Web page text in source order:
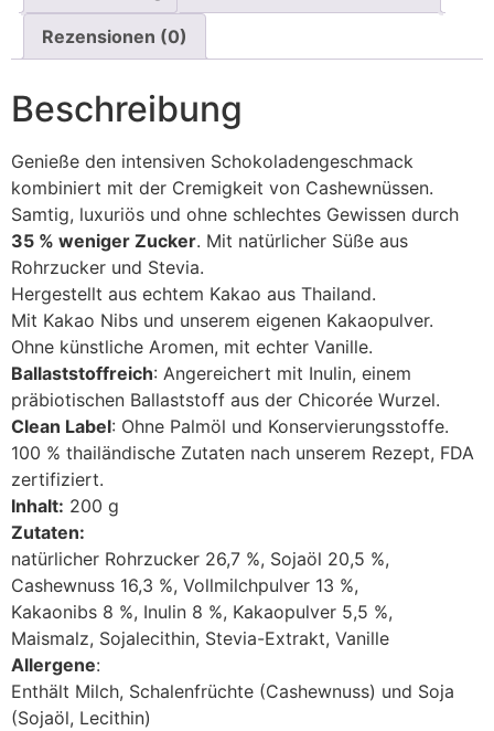
Rezensionen (0)
Beschreibung
Genieße den intensiven Schokoladengeschmack
kombiniert mit der Cremigkeit von Cashewnüssen.
Samtig, luxuriös und ohne schlechtes Gewissen durch
35 % weniger Zucker. Mit natürlicher Süße aus
Rohrzucker und Stevia.
Hergestellt aus echtem Kakao aus Thailand.
Mit Kakao Nibs und unserem eigenen Kakaopulver.
Ohne künstliche Aromen, mit echter Vanille.
Ballaststoffreich: Angereichert mit Inulin, einem
präbiotischen Ballaststoff aus der Chicorée Wurzel.
Clean Label: Ohne Palmöl und Konservierungsstoffe.
100 % thailändische Zutaten nach unserem Rezept, FDA
zertifiziert.
Inhalt: 200 g
Zutaten:
natürlicher Rohrzucker 26,7 %, Sojaöl 20,5 %,
Cashewnuss 16,3 %, Vollmilchpulver 13 %,
Kakaonibs 8 %, Inulin 8 %, Kakaopulver 5,5 %,
Maismalz, Sojalecithin, Stevia-Extrakt, Vanille
Allergene:
Enthält Milch, Schalenfrüchte (Cashewnuss) und Soja
(Sojaöl, Lecithin)